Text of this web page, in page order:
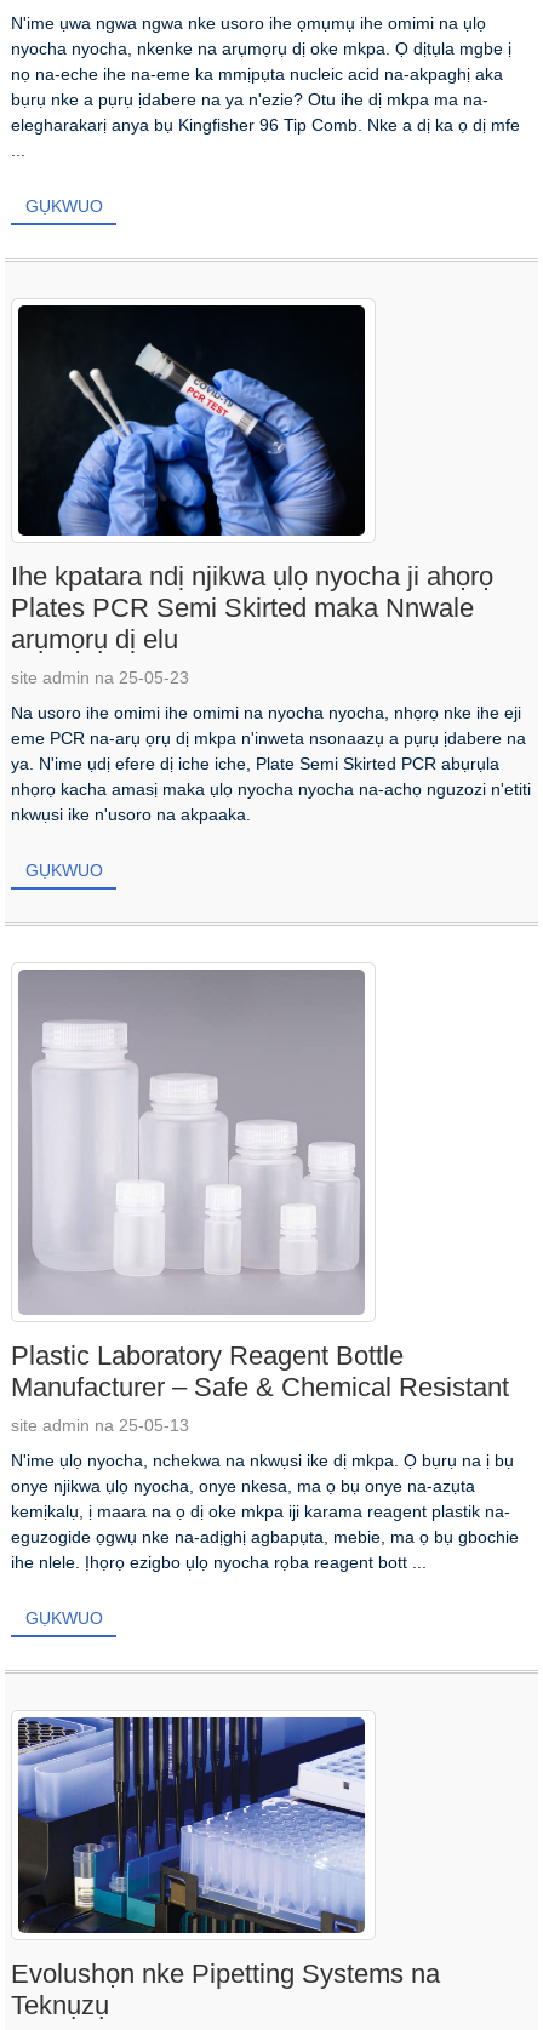
N'ime ụwa ngwa ngwa nke usoro ihe ọmụmụ ihe omimi na ụlọ
nyocha nyocha, nkenke na arụmọrụ dị oke mkpa. Ọ dịtụla mgbe ị
nọ na-eche ihe na-eme ka mmịpụta nucleic acid na-akpaghị aka
bụrụ nke a pụrụ ịdabere na ya n'ezie? Otu ihe dị mkpa ma na-
elegharakarị anya bụ Kingfisher 96 Tip Comb. Nke a dị ka ọ dị mfe
...
GỤKWUO
Ihe kpatara ndị njikwa ụlọ nyocha ji ahọrọ
Plates PCR Semi Skirted maka Nnwale
arụmọrụ dị elu
site admin na 25-05-23
Na usoro ihe omimi ihe omimi na nyocha nyocha, nhọrọ nke ihe eji
eme PCR na-arụ ọrụ dị mkpa n'inweta nsonaazụ a pụrụ ịdabere na
ya. N'ime ụdị efere dị iche iche, Plate Semi Skirted PCR abụrụla
nhọrọ kacha amasị maka ụlọ nyocha nyocha na-achọ nguzozi n'etiti
nkwụsi ike n'usoro na akpaaka.
GỤKWUO
Plastic Laboratory Reagent Bottle
Manufacturer – Safe & Chemical Resistant
site admin na 25-05-13
N'ime ụlọ nyocha, nchekwa na nkwụsi ike dị mkpa. Ọ bụrụ na ị bụ
onye njikwa ụlọ nyocha, onye nkesa, ma ọ bụ onye na-azụta
kemịkalụ, ị maara na ọ dị oke mkpa iji karama reagent plastik na-
eguzogide ọgwụ nke na-adịghị agbapụta, mebie, ma ọ bụ gbochie
ihe nlele. Ịhọrọ ezigbo ụlọ nyocha rọba reagent bott ...
GỤKWUO
Evolushọn nke Pipetting Systems na
Teknụzụ